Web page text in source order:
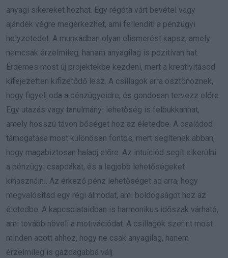
anyagi sikereket hozhat. Egy régóta várt bevétel vagy
ajándék végre megérkezhet, ami fellendíti a pénzügyi
helyzetedet. A munkádban olyan elismerést kapsz, amely
nemcsak érzelmileg, hanem anyagilag is pozitívan hat.
Érdemes most új projektekbe kezdeni, mert a kreativitásod
kifejezetten kifizetődő lesz. A csillagok arra ösztönöznek,
hogy figyelj oda a pénzügyeidre, és gondosan tervezz előre.
Egy utazás vagy tanulmányi lehetőség is felbukkanhat,
amely hosszú távon bőséget hoz az életedbe. A családod
támogatása most különösen fontos, mert segítenek abban,
hogy magabiztosan haladj előre. Az intuíciód segít elkerülni
a pénzügyi csapdákat, és a legjobb lehetőségeket
kihasználni. Az érkező pénz lehetőséget ad arra, hogy
megvalósítsd egy régi álmodat, ami boldogságot hoz az
életedbe. A kapcsolataidban is harmonikus időszak várható,
ami tovább növeli a motivációdat. A csillagok szerint most
minden adott ahhoz, hogy ne csak anyagilag, hanem
érzelmileg is gazdagabbá válj.